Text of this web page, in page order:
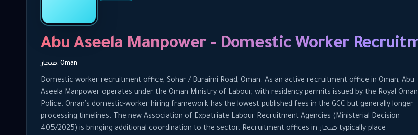
Abu Aseela Manpower
صحار, Oman
Domestic worker recruitment office, Sohar / Buraimi Road, Oman. As an active recruitment office in Oman, Abu
Aseela Manpower operates under the Oman Ministry of Labour, with residency permits issued by the Royal Oman
Police. Oman's domestic-worker hiring framework has the lowest published fees in the GCC but generally longer
processing timelines. The new Association of Expatriate Labour Recruitment Agencies (Ministerial Decision
405/2025) is bringing additional coordination to the sector. Recruitment offices in صحار typically place